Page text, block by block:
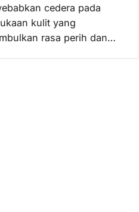
cedera pada
kulit yang
rasa perih dan…